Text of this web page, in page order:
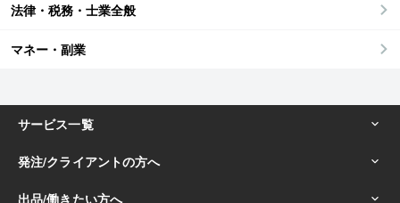
法律・税務・士業全般
マネー・副業